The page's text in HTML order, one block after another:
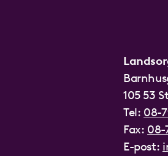
105 53
Tel: 08-
Fax: 08-
E-post: